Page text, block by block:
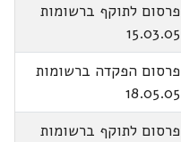
פרסום לתוקף ברשומות
15.03.05
פרסום הפקדה ברשומות
18.05.05
פרסום לתוקף ברשומות